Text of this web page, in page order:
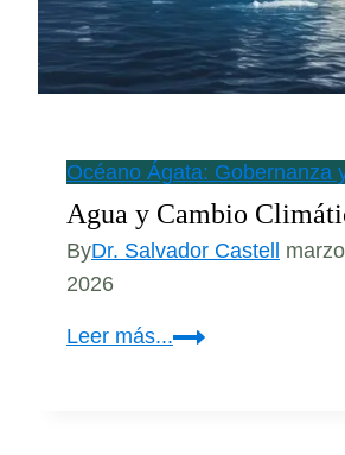
Océano Ágata: Gobernanza
Agua y Cambio
ByDr. Salvador Castell
2026
Leer más...Agua